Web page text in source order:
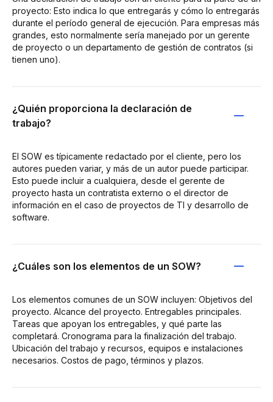
proyecto: Esto indica lo que entregarás y cómo lo entregarás
durante el período general de ejecución. Para empresas más
grandes, esto normalmente sería manejado por un gerente
de proyecto o un departamento de gestión de contratos (si
tienen uno).
¿Quién proporciona la declaración de
trabajo?
El SOW es típicamente redactado por el cliente, pero los
autores pueden variar, y más de un autor puede participar.
Esto puede incluir a cualquiera, desde el gerente de
proyecto hasta un contratista externo o el director de
información en el caso de proyectos de TI y desarrollo de
software.
¿Cuáles son los elementos de un SOW?
Los elementos comunes de un SOW incluyen: Objetivos del
proyecto. Alcance del proyecto. Entregables principales.
Tareas que apoyan los entregables, y qué parte las
completará. Cronograma para la finalización del trabajo.
Ubicación del trabajo y recursos, equipos e instalaciones
necesarios. Costos de pago, términos y plazos.